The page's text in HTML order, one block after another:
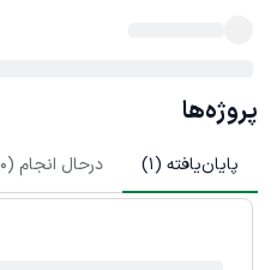
پروژه‌ها
پایان‌یافته (1
) درحال انجام (0